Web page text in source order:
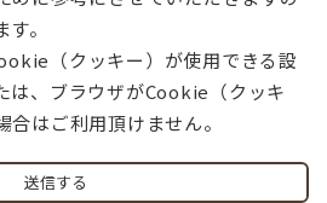
。
（クッキー）が使用できる設
は、ブラウザがCookie（クッキ
はご利用頂けません。